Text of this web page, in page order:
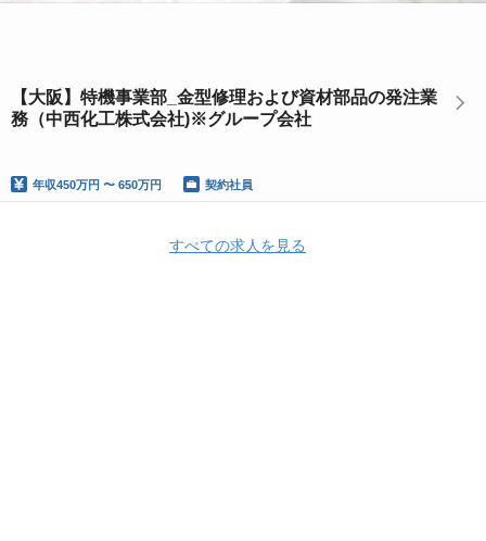
【大阪】特機事業部_金型修理および資材部品の発注業
務（中西化工株式会社)※グループ会社
年収450万円 〜 650万円 契約社員
すべての求人を見る